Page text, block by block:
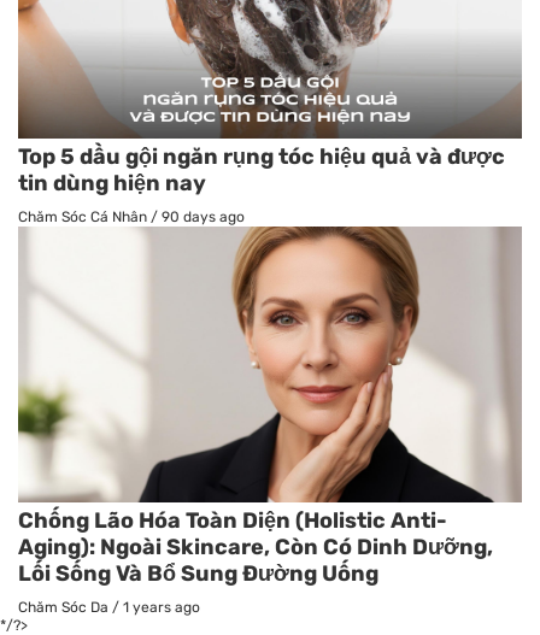
Top 5 dầu gội ngăn rụng tóc hiệu quả và được
tin dùng hiện nay
Chăm Sóc Cá Nhân / 90 days ago
Chống Lão Hóa Toàn Diện (Holistic Anti-
Aging): Ngoài Skincare, Còn Có Dinh Dưỡng,
Lối Sống Và Bổ Sung Đường Uống
Chăm Sóc Da / 1 years ago
*/?>